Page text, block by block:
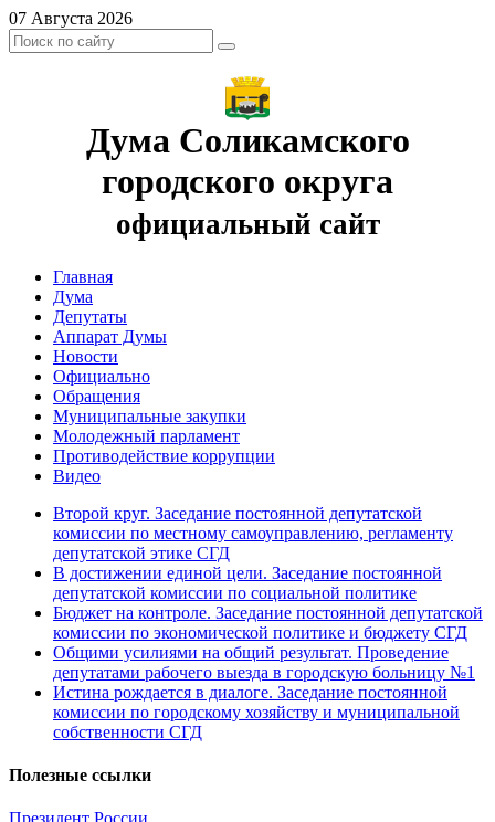
07 Августа 2026
Дума Соликамского
городского округа
официальный сайт
Главная
Дума
Депутаты
Аппарат Думы
Новости
Официально
Обращения
Муниципальные закупки
Молодежный парламент
Противодействие коррупции
Видео
Второй круг. Заседание постоянной депутатской
комиссии по местному самоуправлению, регламенту
депутатской этике СГД
В достижении единой цели. Заседание постоянной
депутатской комиссии по социальной политике
Бюджет на контроле. Заседание постоянной депутатской
комиссии по экономической политике и бюджету СГД
Общими усилиями на общий результат. Проведение
депутатами рабочего выезда в городскую больницу №1
Истина рождается в диалоге. Заседание постоянной
комиссии по городскому хозяйству и муниципальной
собственности СГД
Полезные ссылки